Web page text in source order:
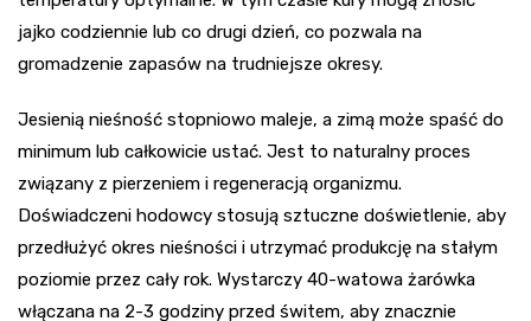
jajko codziennie lub co drugi dzień, co pozwala na
gromadzenie zapasów na trudniejsze okresy.
Jesienią nieśność stopniowo maleje, a zimą może spaść do
minimum lub całkowicie ustać. Jest to naturalny proces
związany z pierzeniem i regeneracją organizmu.
Doświadczeni hodowcy stosują sztuczne doświetlenie, aby
przedłużyć okres nieśności i utrzymać produkcję na stałym
poziomie przez cały rok. Wystarczy 40-watowa żarówka
włączana na 2-3 godziny przed świtem, aby znacznie